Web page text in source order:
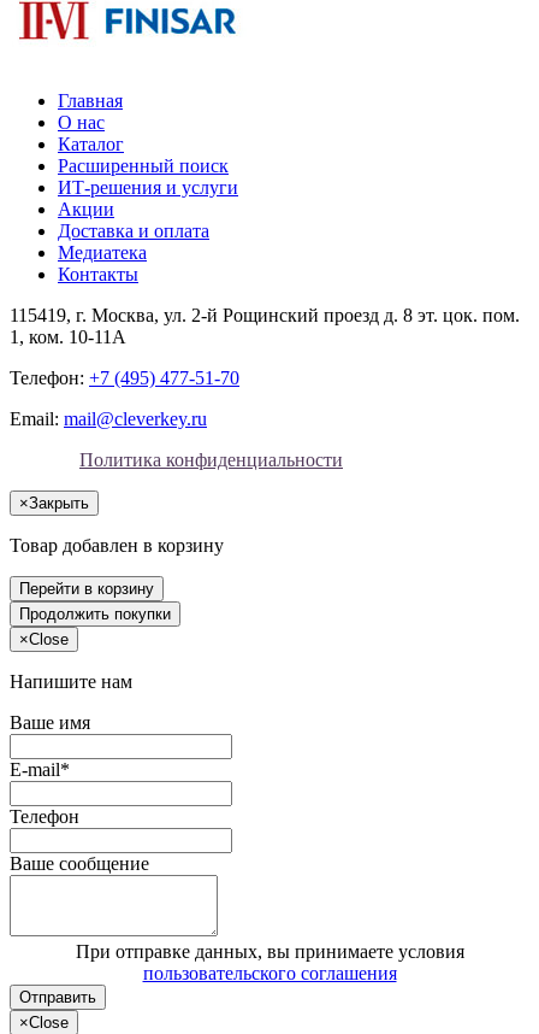
Главная
О нас
Каталог
Расширенный поиск
ИТ-решения и услуги
Акции
Доставка и оплата
Медиатека
Контакты
115419, г. Москва, ул. 2-й Рощинский проезд д. 8 эт. цок. пом.
1, ком. 10-11А
Телефон: +7 (495) 477-51-70
Email: mail@cleverkey.ru
Политика конфиденциальности
×Закрыть
Товар добавлен в корзину
Перейти в корзину
Продолжить покупки
×Close
Напишите нам
Ваше имя
E-mail*
Телефон
Ваше сообщение
При отправке данных, вы принимаете условия
пользовательского соглашения
Отправить
×Close